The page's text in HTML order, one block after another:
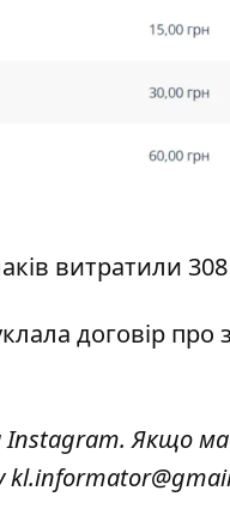
витратили
договір про
Instagram. Якщо